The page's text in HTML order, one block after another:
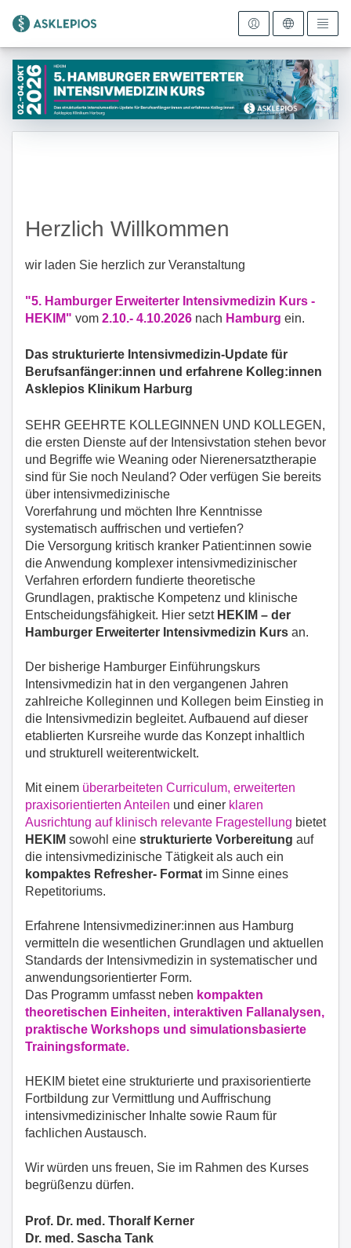
Zur Startseite
Herzlich Willkommen
wir laden Sie herzlich zur Veranstaltung
"5. Hamburger Erweiterter Intensivmedizin Kurs -
HEKIM" vom 2.10.- 4.10.2026 nach Hamburg ein.
Das strukturierte Intensivmedizin-Update für
Berufsanfänger:innen und erfahrene Kolleg:innen
Asklepios Klinikum Harburg
SEHR GEEHRTE KOLLEGINNEN UND KOLLEGEN,
die ersten Dienste auf der Intensivstation stehen bevor
und Begriffe wie Weaning oder Nierenersatztherapie
sind für Sie noch Neuland? Oder verfügen Sie bereits
über intensivmedizinische
Vorerfahrung und möchten Ihre Kenntnisse
systematisch auffrischen und vertiefen?
Die Versorgung kritisch kranker Patient:innen sowie
die Anwendung komplexer intensivmedizinischer
Verfahren erfordern fundierte theoretische
Grundlagen, praktische Kompetenz und klinische
Entscheidungsfähigkeit. Hier setzt HEKIM – der
Hamburger Erweiterter Intensivmedizin Kurs an.
Der bisherige Hamburger Einführungskurs
Intensivmedizin hat in den vergangenen Jahren
zahlreiche Kolleginnen und Kollegen beim Einstieg in
die Intensivmedizin begleitet. Aufbauend auf dieser
etablierten Kursreihe wurde das Konzept inhaltlich
und strukturell weiterentwickelt.
Mit einem überarbeiteten Curriculum, erweiterten
praxisorientierten Anteilen und einer klaren
Ausrichtung auf klinisch relevante Fragestellung bietet
HEKIM sowohl eine strukturierte Vorbereitung auf
die intensivmedizinische Tätigkeit als auch ein
kompaktes Refresher- Format im Sinne eines
Repetitoriums.
Erfahrene Intensivmediziner:innen aus Hamburg
vermitteln die wesentlichen Grundlagen und aktuellen
Standards der Intensivmedizin in systematischer und
anwendungsorientierter Form.
Das Programm umfasst neben kompakten
theoretischen Einheiten, interaktiven Fallanalysen,
praktische Workshops und simulationsbasierte
Trainingsformate.
HEKIM bietet eine strukturierte und praxisorientierte
Fortbildung zur Vermittlung und Auffrischung
intensivmedizinischer Inhalte sowie Raum für
fachlichen Austausch.
Wir würden uns freuen, Sie im Rahmen des Kurses
begrüßenzu dürfen.
Prof. Dr. med. Thoralf Kerner
Dr. med. Sascha Tank